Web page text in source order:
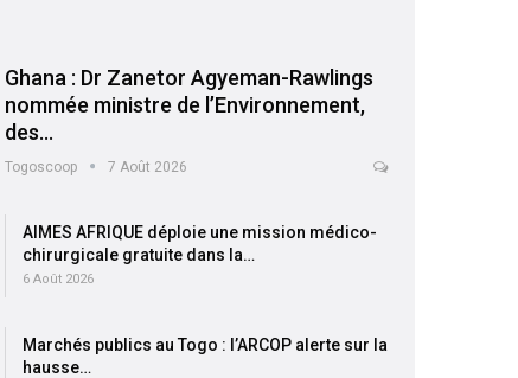
Ghana : Dr Zanetor Agyeman-Rawlings
nommée ministre de l’Environnement,
des…
Togoscoop 7 Août 2026
AIMES AFRIQUE déploie une mission médico-
chirurgicale gratuite dans la…
6 Août 2026
Marchés publics au Togo : l’ARCOP alerte sur la
hausse…